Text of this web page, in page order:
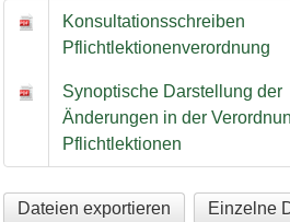
Unterlagen Konsultation
Konsultationsschreiben
Pflichtlektionenverordnung
Synoptische Darstellung der
Änderungen in der
Pflichtlektionen
Dateien exportieren Einzelne